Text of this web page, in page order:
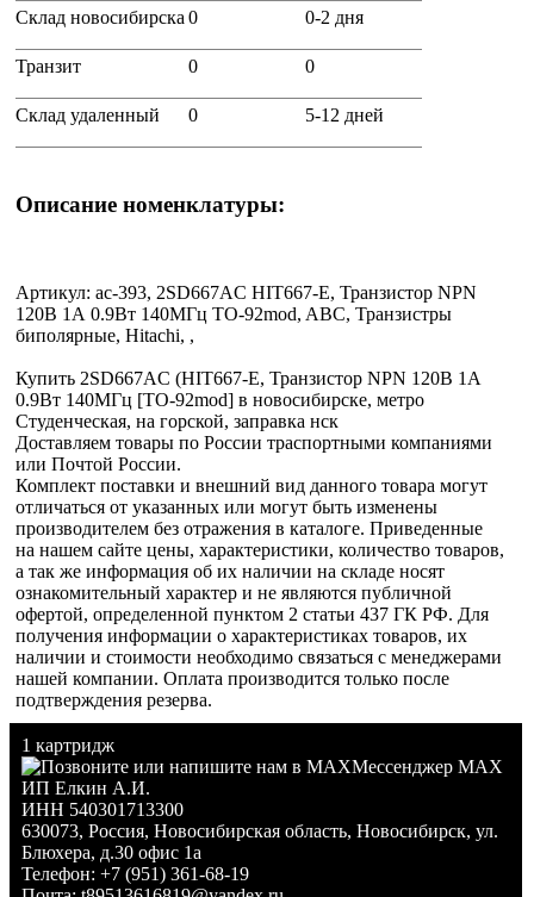
Склад новосибирска 0 0-2 дня
Транзит 0 0
Склад удаленный 0 5-12 дней
Описание номенклатуры:
Артикул: ac-393, 2SD667AC HIT667-E, Транзистор NPN
120В 1А 0.9Вт 140МГц TO-92mod, ABC, Транзистры
биполярные, Hitachi, ,
Купить 2SD667AC (HIT667-E, Транзистор NPN 120В 1А
0.9Вт 140МГц [TO-92mod] в новосибирске, метро
Студенческая, на горской, заправка нск
Доставляем товары по России траспортными компаниями
или Почтой России.
Комплект поставки и внешний вид данного товара могут
отличаться от указанных или могут быть изменены
производителем без отражения в каталоге. Приведенные
на нашем сайте цены, характеристики, количество товаров,
а так же информация об их наличии на складе носят
ознакомительный характер и не являются публичной
офертой, определенной пунктом 2 статьи 437 ГК РФ. Для
получения информации о характеристиках товаров, их
наличии и стоимости необходимо связаться с менеджерами
нашей компании. Оплата производится только после
подтверждения резерва.
1 картридж
Мессенджер MAX
ИП Елкин А.И.
ИНН 540301713300
630073, Россия, Новосибирская область, Новосибирск, ул.
Блюхера, д.30 офис 1а
Телефон: +7 (951) 361-68-19